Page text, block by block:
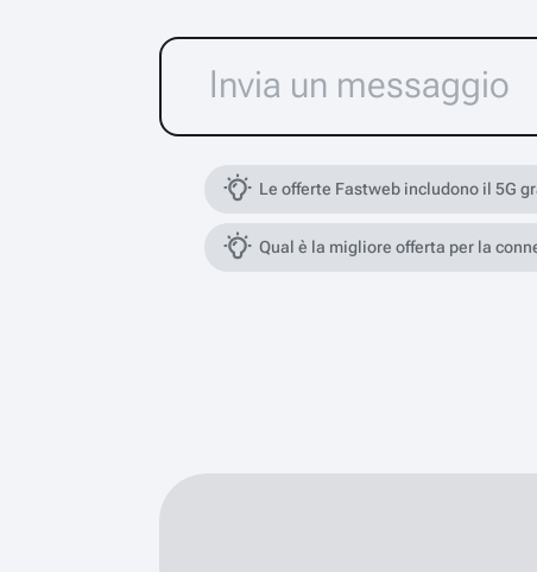
Le offerte Fastweb includono il 5G
Qual è la migliore offerta per la